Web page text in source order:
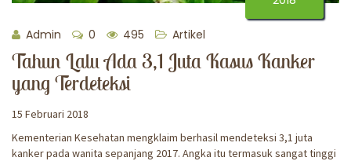
Admin 0 495 Artikel
Tahun Lalu Ada 3,1 Juta Kasus Kanker
yang Terdeteksi
15 Februari 2018
Kementerian Kesehatan mengklaim berhasil mendeteksi 3,1 juta
kanker pada wanita sepanjang 2017. Angka itu termasuk sangat tinggi